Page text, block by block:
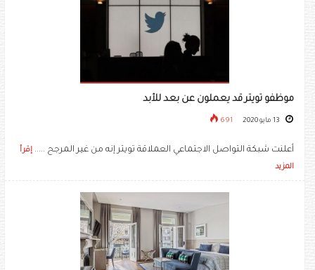
موظفو تويتر قد يعملون عن بعد للأبد
691
أعلنت شبكة التواصل الاجتماعي العملاقة تويتر إنه من غير المرجح ..... إقرأ
المزيد